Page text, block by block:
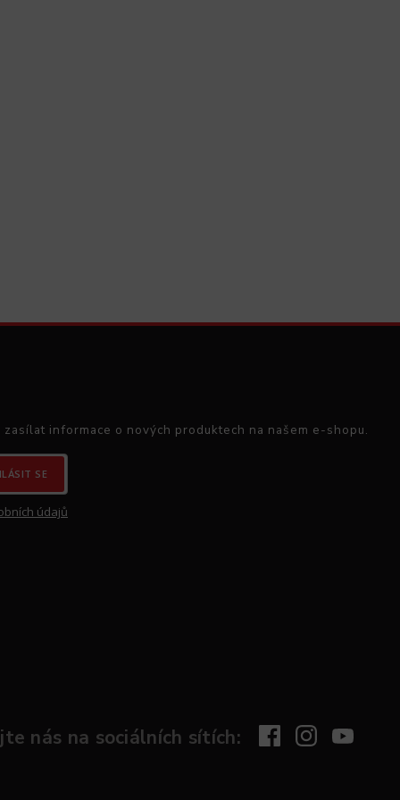
informace o nových produktech na našem e-shopu.
SE
údajů
nás na sociálních sítích: